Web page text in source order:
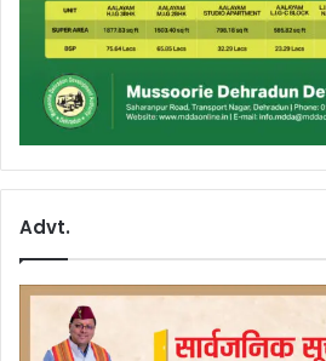
Advt.